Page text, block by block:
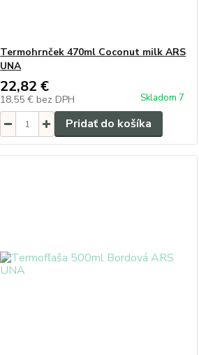
Termohrnček 470ml Coconut milk ARS
UNA
22,82 €
18,55 € bez DPH Skladom 7
Pridať do košíka